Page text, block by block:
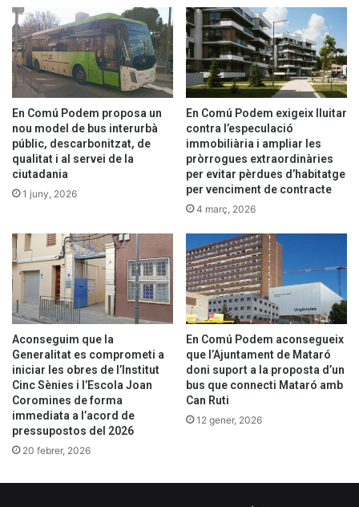
En Comú Podem proposa un
nou model de bus interurbà
públic, descarbonitzat, de
qualitat i al servei de la
ciutadania
1 juny, 2026
En Comú Podem exigeix lluitar
contra l’especulació
immobiliària i ampliar les
pròrrogues extraordinàries
per evitar pèrdues d’habitatge
per venciment de contracte
4 març, 2026
Aconseguim que la
Generalitat es comprometi a
iniciar les obres de l’Institut
Cinc Sènies i l’Escola Joan
Coromines de forma
immediata a l’acord de
pressupostos del 2026
20 febrer, 2026
En Comú Podem aconsegueix
que l’Ajuntament de Mataró
doni suport a la proposta d’un
bus que connecti Mataró amb
Can Ruti
12 gener, 2026